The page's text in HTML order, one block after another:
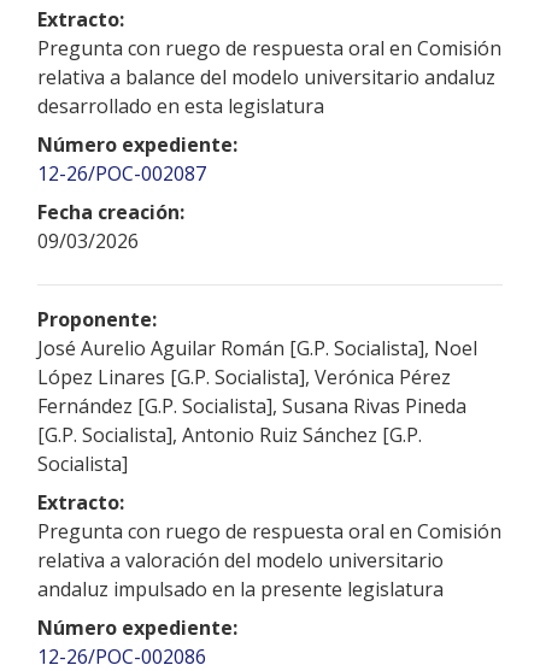
Extracto:
Pregunta con ruego de respuesta oral en Comisión
relativa a balance del modelo universitario andaluz
desarrollado en esta legislatura
Número expediente:
12-26/POC-002087
Fecha creación:
09/03/2026
Proponente:
José Aurelio Aguilar Román [G.P. Socialista], Noel
López Linares [G.P. Socialista], Verónica Pérez
Fernández [G.P. Socialista], Susana Rivas Pineda
[G.P. Socialista], Antonio Ruiz Sánchez [G.P.
Socialista]
Extracto:
Pregunta con ruego de respuesta oral en Comisión
relativa a valoración del modelo universitario
andaluz impulsado en la presente legislatura
Número expediente:
12-26/POC-002086